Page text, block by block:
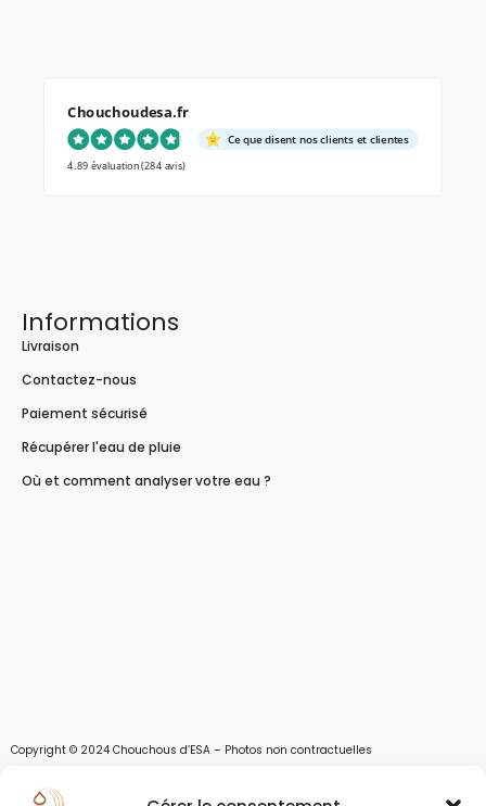
Chouchoudesa.fr
Ce que disent nos clients et clientes
4.89 évaluation(284 avis)
Informations
Livraison
Contactez-nous
Paiement sécurisé
Récupérer l'eau de pluie
Où et comment analyser votre eau ?
Copyright © 2024 Chouchous d’ESA – Photos non contractuelles
Les chouchous d’Esa vous apportent toutes les solutions pour récupérer l’eau de